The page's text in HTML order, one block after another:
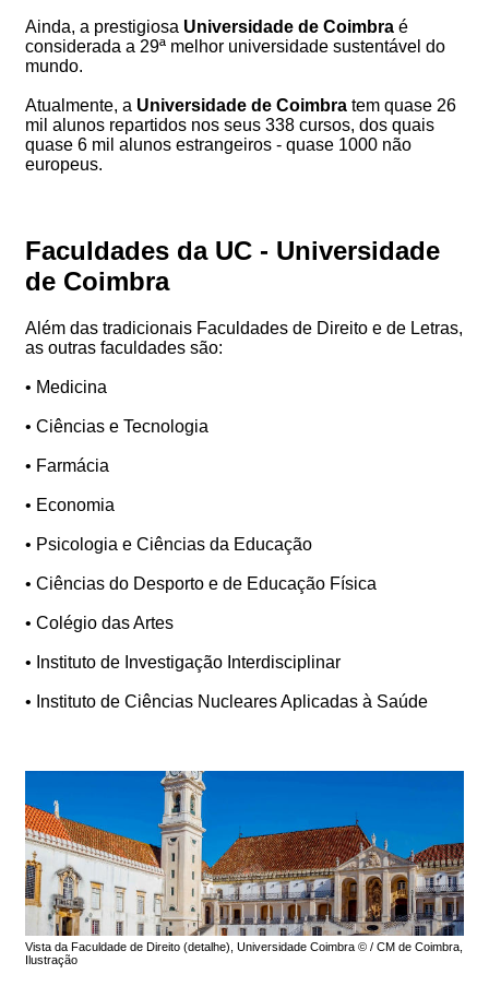
Ainda, a prestigiosa Universidade de Coimbra é
considerada a 29ª melhor universidade sustentável do
mundo.
Atualmente, a Universidade de Coimbra tem quase 26
mil alunos repartidos nos seus 338 cursos, dos quais
quase 6 mil alunos estrangeiros - quase 1000 não
europeus.
Faculdades da UC - Universidade
de Coimbra
Além das tradicionais Faculdades de Direito e de Letras,
as outras faculdades são:
• Medicina
• Ciências e Tecnologia
• Farmácia
• Economia
• Psicologia e Ciências da Educação
• Ciências do Desporto e de Educação Física
• Colégio das Artes
• Instituto de Investigação Interdisciplinar
• Instituto de Ciências Nucleares Aplicadas à Saúde
Vista da Faculdade de Direito (detalhe), Universidade Coimbra © / CM de Coimbra,
Ilustração